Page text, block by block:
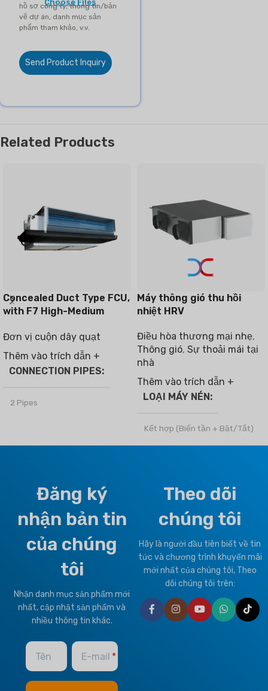
Choose Files
hồ sơ công ty, thông tin/bản
vẽ dự án, danh mục sản
phẩm tham khảo, v.v.
Send Product Inquiry
Related Products
Concealed Duct Type FCU,
with F7 High-Medium
Đơn vị cuộn dây quạt
Thêm vào trích dẫn +
CONNECTION PIPES
2 Pipes
OPTIONAL FUNCTION
Thermostat Controller
Máy thông gió thu hồi
nhiệt HRV
Điều hòa thương mại nhẹ,
Thông gió, Sự thoải mái tại
nhà
Thêm vào trích dẫn +
LOẠI MÁY NÉN
Kết hợp (Biến tần + Bật/Tắt)
LOẠI KHÍ HẬU
T1 Tình trạng bình thường, T3
Nhiệt đới
THƯƠNG HIỆU
Đăng ký
nhận bản tin
của chúng
tôi
Nhận danh mục sản phẩm mới
nhất, cập nhật sản phẩm và
nhiều thông tin khác.
Tên E-mail
Theo dõi
chúng tôi
Hãy là người đầu tiên biết về tin
tức và chương trình khuyến mãi
mới nhất của chúng tôi, Theo
dõi chúng tôi trên: